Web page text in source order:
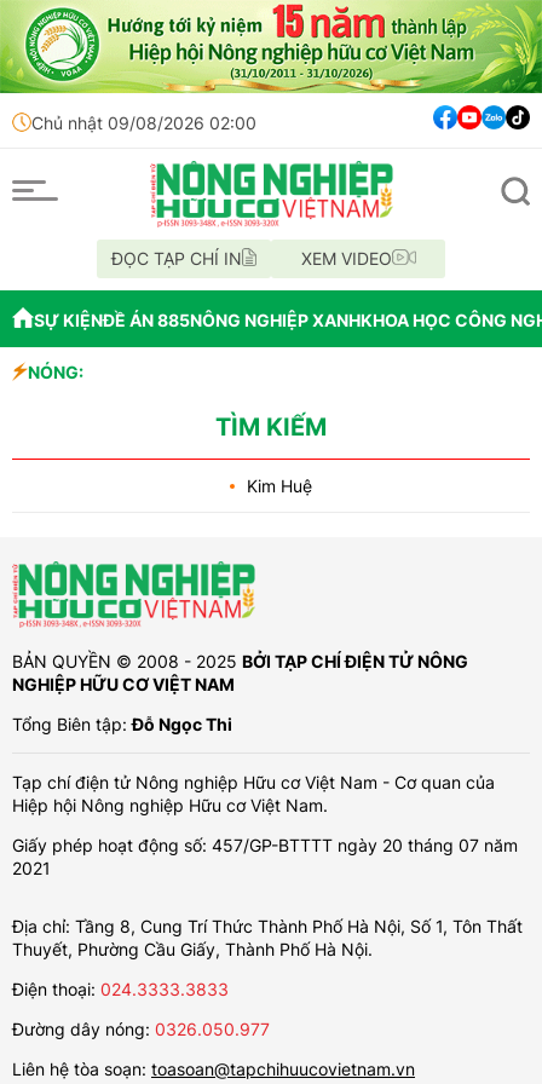
Chủ nhật 09/08/2026 02:00
ĐỌC TẠP CHÍ IN XEM VIDEO
SỰ KIỆNĐỀ ÁN 885NÔNG NGHIỆP XANHKHOA HỌC CÔNG
NÓNG:
TÌM KIẾM
Kim Huệ
BẢN QUYỀN © 2008 - 2025 BỞI TẠP CHÍ ĐIỆN TỬ NÔNG
NGHIỆP HỮU CƠ VIỆT NAM
Tổng Biên tập:Đỗ Ngọc Thi
Tạp chí điện tử Nông nghiệp Hữu cơ Việt Nam - Cơ quan của
Hiệp hội Nông nghiệp Hữu cơ Việt Nam.
Giấy phép hoạt động số: 457/GP-BTTTT ngày 20 tháng 07 năm
2021
Địa chỉ: Tầng 8, Cung Trí Thức Thành Phố Hà Nội, Số 1, Tôn Thất
Thuyết, Phường Cầu Giấy, Thành Phố Hà Nội.
Điện thoại: 024.3333.3833
Đường dây nóng: 0326.050.977
Liên hệ tòa soạn: toasoan@tapchihuucovietnam.vn